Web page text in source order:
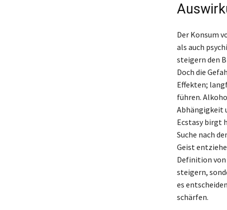
Der Konsum
als auch
steigern den
Doch die
Effekten;
führen.
Abhängigkeit
Ecstasy birgt
Suche nach
Geist
Definition
steigern,
es
schärfen.